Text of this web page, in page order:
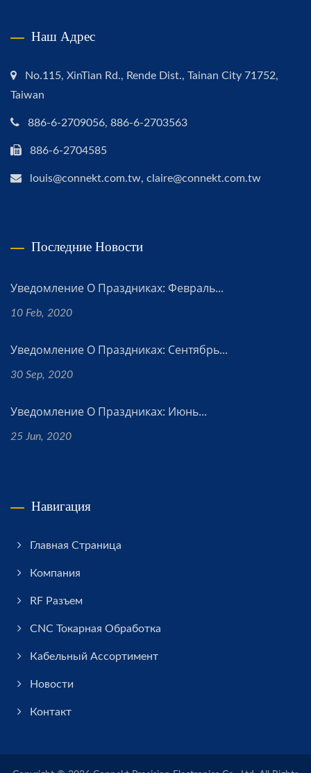
Наш Адрес
No.115, XinTian Rd., Rende Dist., Tainan City 71752,
Taiwan
886-6-2709056, 886-6-2703563
886-6-2704585
louis@connekt.com.tw, claire@connekt.com.tw
Последние Новости
Уведомление О Праздниках: Февраль...
10 Feb, 2020
Уведомление О Праздниках: Сентябрь...
30 Sep, 2020
Уведомление О Праздниках: Июнь...
25 Jun, 2020
Навигация
Главная Страница
Компания
RF Разъем
CNC Токарная Обработка
Кабельный Ассортимент
Новости
Контакт